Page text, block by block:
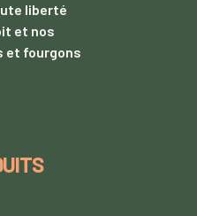
liberté
et nos
et fourgons